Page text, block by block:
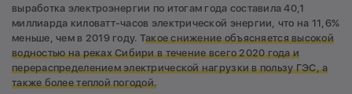
выработка электроэнергии по итогам года составила 40,1
миллиарда киловатт-часов электрической энергии, что на 11,6%
меньше, чем в 2019 году. Такое снижение объясняется высокой
водностью на реках Сибири в течение всего 2020 года и
перераспределением электрической нагрузки в пользу ГЭС, а
также более теплой погодой.